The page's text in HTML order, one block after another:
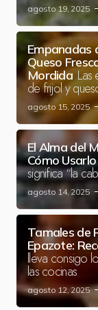
agosto 19, 2025
Empanadas
Queso
Mordida Las
de frijol y
agosto 15, 2025
El Alma del
Cómo Usarlo
significa “la
agosto 14, 2025
Tamales de
Epazote:
lleva consigo
las cocinas
agosto 12, 2025